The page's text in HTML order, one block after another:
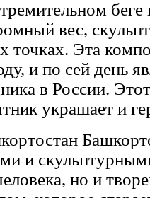
беге
вес,
точках. Эта
и по сей день
в России.
украшает и
и
но и